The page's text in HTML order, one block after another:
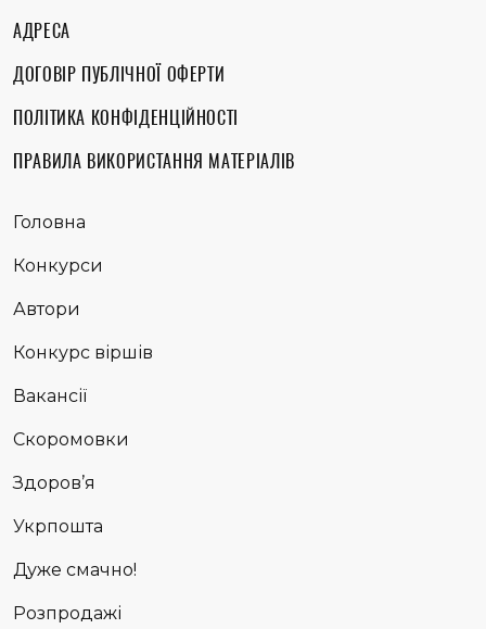
АДРЕСА
ДОГОВІР ПУБЛІЧНОЇ ОФЕРТИ
ПОЛІТИКА КОНФІДЕНЦІЙНОСТІ
ПРАВИЛА ВИКОРИСТАННЯ МАТЕРІАЛІВ
Головна
Конкурси
Автори
Конкурс віршів
Вакансії
Скоромовки
Здоров’я
Укрпошта
Дуже смачно!
Розпродажі